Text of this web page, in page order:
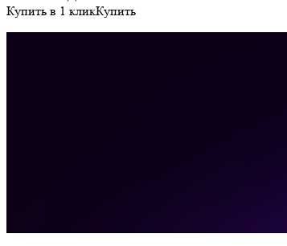
Купить в 1 кликКупить